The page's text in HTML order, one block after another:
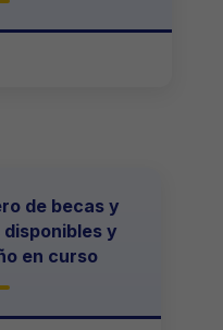
de becas y
y
en curso